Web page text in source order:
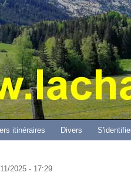
2025 - 17:29
itinéraires Divers